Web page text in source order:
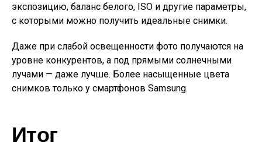
экспозицию, баланс белого, ISO и другие параметры,
с которыми можно получить идеальные снимки.
Даже при слабой освещенности фото получаются на
уровне конкурентов, а под прямыми солнечными
лучами — даже лучше. Более насыщенные цвета
снимков только у смартфонов Samsung.
Итог